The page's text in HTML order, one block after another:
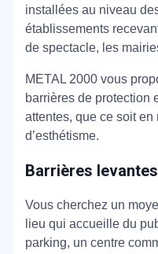
installées au niveau
établissements
de spectacle, les
METAL 2000 vous
barrières de protection
attentes, que ce soit en
d’esthétisme.
Barrières
Vous cherchez un
lieu qui accueille du
parking, un centre